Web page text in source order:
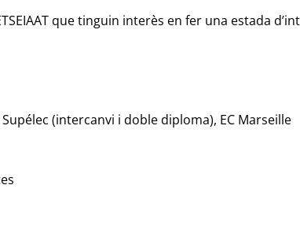
que tinguin interès en fer una estada
(intercanvi i doble diploma), EC Marseille